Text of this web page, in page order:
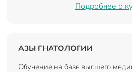
Подробнее о
АЗЫ ГНАТОЛОГИИ
Обучение на базе высшего